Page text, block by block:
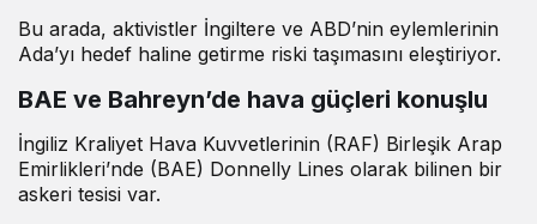
Bu arada, aktivistler İngiltere ve ABD’nin eylemlerinin
Ada’yı hedef haline getirme riski taşımasını eleştiriyor.
BAE ve Bahreyn’de hava güçleri konuşlu
İngiliz Kraliyet Hava Kuvvetlerinin (RAF) Birleşik Arap
Emirlikleri’nde (BAE) Donnelly Lines olarak bilinen bir
askeri tesisi var.